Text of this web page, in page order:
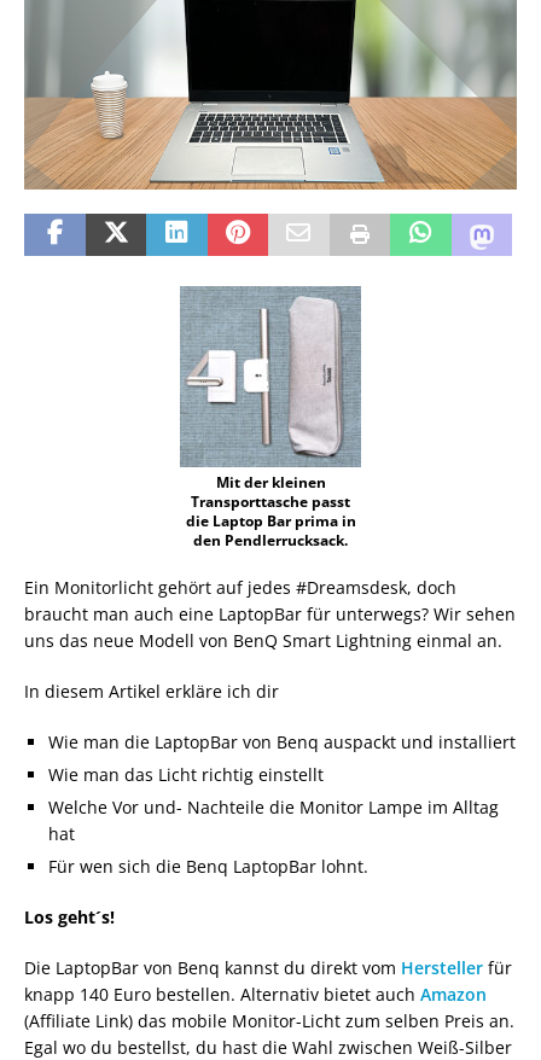
Mit der kleinen
Transporttasche passt
die Laptop Bar prima in
den Pendlerrucksack.
Ein Monitorlicht gehört auf jedes #Dreamsdesk, doch
braucht man auch eine LaptopBar für unterwegs? Wir sehen
uns das neue Modell von BenQ Smart Lightning einmal an.
In diesem Artikel erkläre ich dir
Wie man die LaptopBar von Benq auspackt und installiert
Wie man das Licht richtig einstellt
Welche Vor und- Nachteile die Monitor Lampe im Alltag
hat
Für wen sich die Benq LaptopBar lohnt.
Los geht´s!
Die LaptopBar von Benq kannst du direkt vom Hersteller für
knapp 140 Euro bestellen. Alternativ bietet auch Amazon
(Affiliate Link) das mobile Monitor-Licht zum selben Preis an.
Egal wo du bestellst, du hast die Wahl zwischen Weiß-Silber